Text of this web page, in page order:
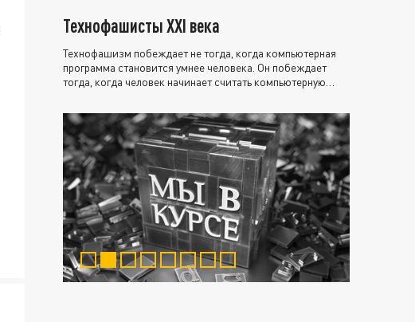
Технофашисты XXI века
Технофашизм побеждает не тогда, когда компьютерная
программа становится умнее человека. Он побеждает
тогда, когда человек начинает считать компьютерную